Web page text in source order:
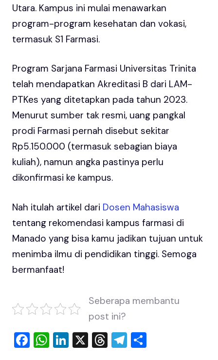
Utara. Kampus ini mulai menawarkan
program-program kesehatan dan vokasi,
termasuk S1 Farmasi.
Program Sarjana Farmasi Universitas Trinita
telah mendapatkan Akreditasi B dari LAM-
PTKes yang ditetapkan pada tahun 2023.
Menurut sumber tak resmi, uang pangkal
prodi Farmasi pernah disebut sekitar
Rp5.150.000 (termasuk sebagian biaya
kuliah), namun angka pastinya perlu
dikonfirmasi ke kampus.
Nah itulah artikel dari Dosen Mahasiswa
tentang rekomendasi kampus farmasi di
Manado yang bisa kamu jadikan tujuan untuk
menimba ilmu di pendidikan tinggi. Semoga
bermanfaat!
Seberapa membantu
post ini?
F W Li X T T